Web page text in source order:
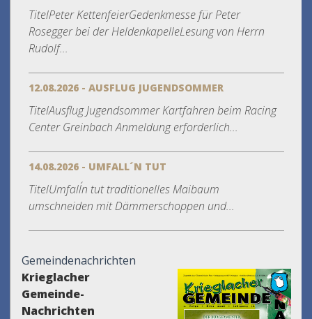
TitelPeter KettenfeierGedenkmesse für Peter
Rosegger bei der HeldenkapelleLesung von Herrn
Rudolf...
12.08.2026 - AUSFLUG JUGENDSOMMER
TitelAusflug Jugendsommer Kartfahren beim Racing
Center Greinbach Anmeldung erforderlich...
14.08.2026 - UMFALL´N TUT
TitelUmfall´n tut traditionelles Maibaum
umschneiden mit Dämmerschoppen und...
Gemeindenachrichten
Krieglacher
Gemeinde-
Nachrichten